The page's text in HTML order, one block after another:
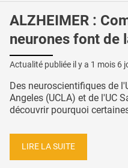
ALZHEIMER :
neurones font de
Actualité publiée il y a 1 mois 6
Des neuroscientifiques de
Angeles (UCLA) et de l'UC
découvrir pourquoi
LIRE LA SUITE